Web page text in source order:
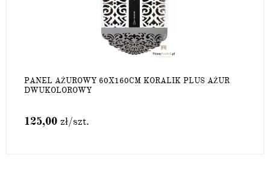
PANEL AŻUROWY 60X160CM KORALIK PLUS AŻUR
DWUKOLOROWY
125,00 zł/szt.